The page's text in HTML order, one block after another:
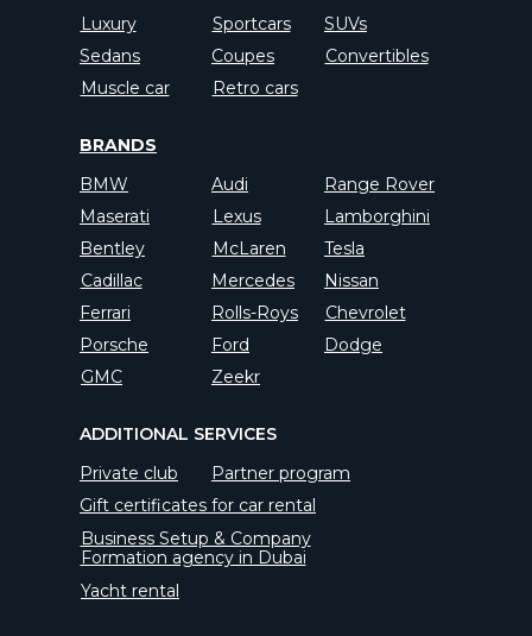
BRANDS
ADDITIONAL SERVICES
Sportcars
Luxury
SUVs
Convertibles
Coupes
BMW Audi
Bentley
Cadillac
McLaren
Mercedes
Nissan
Porsche
Range Rover
Rolls-Roys
Lexus
Tesla
Chevrolet
Ferrari
Lamborghini
Maserati
Sedans
Muscle car
Ford Dodge
Partner program
Gift certificates for car rental
Business Setup & Company
Formation agency in Dubai
Private club
Yacht rental
Retro cars
GMC Zeekr